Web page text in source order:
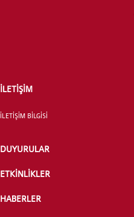
İLETİŞİM
İLETİŞİM BİLGİSİ
DUYURULAR
ETKİNLİKLER
HABERLER